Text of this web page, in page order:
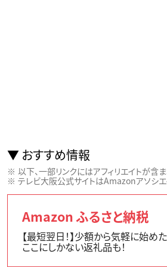
おすすめ情報
以下、一部リンクにはアフィリエイトが含ま
テレビ大阪公式サイトはAmazonアソシエ
Amazon ふるさと納税
【最短翌日！】少額から気軽に始め
ここにしかない返礼品も！